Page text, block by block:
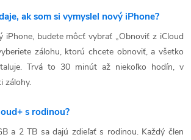
ak som si vymyslel nový iPhone?
iPhone, budete môcť vybrať „Obnoviť z iCloud
zálohu, ktorú chcete obnoviť, a všetko
Trvá to 30 minút až niekoľko hodín, v
zálohy.
s rodinou?
a 2 TB sa dajú zdieľať s rodinou. Každý člen